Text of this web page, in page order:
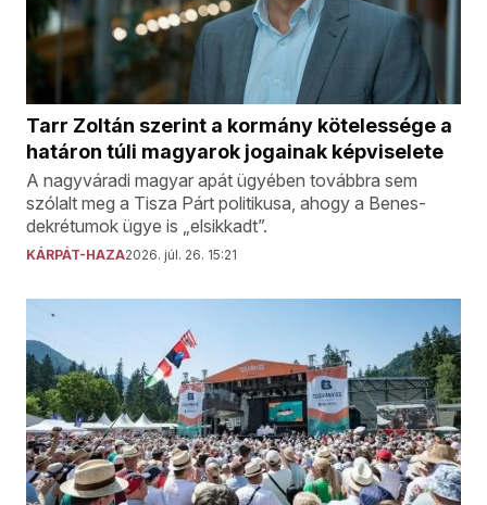
Tarr Zoltán szerint a kormány kötelessége a
határon túli magyarok jogainak képviselete
A nagyváradi magyar apát ügyében továbbra sem
szólalt meg a Tisza Párt politikusa, ahogy a Benes-
dekrétumok ügye is „elsikkadt”.
KÁRPÁT-HAZA2026. júl. 26. 15:21